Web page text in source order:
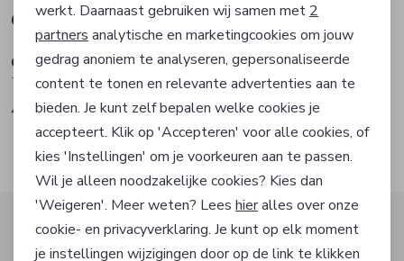
Gerelateerde producten
Golle Haug
T-shirt
45,57 75,95
Golle Haug
T-shirt
45,57 75,95
Altijd als eerste op de hoogte zijn?
Schrijf je in voor onze nieuwsbrief en ontvang dan ook
Analytische cookies
Marketing cookies
werkt. Daarnaast gebruiken wij samen met 2
partners analytische en marketingcookies om jouw
gedrag anoniem te analyseren, gepersonaliseerde
content te tonen en relevante advertenties aan te
bieden. Je kunt zelf bepalen welke cookies je
accepteert. Klik op 'Accepteren' voor alle cookies, of
kies 'Instellingen' om je voorkeuren aan te passen.
Wil je alleen noodzakelijke cookies? Kies dan
'Weigeren'. Meer weten? Lees hieralles over onze
cookie- en privacyverklaring. Je kunt op elk moment
je instellingen wijzigingen door op de link te klikken